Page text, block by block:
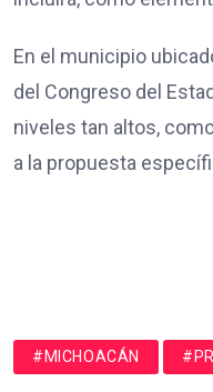
En el municipio
del Congreso del
niveles tan altos,
a la propuesta
#MICHOACÁN